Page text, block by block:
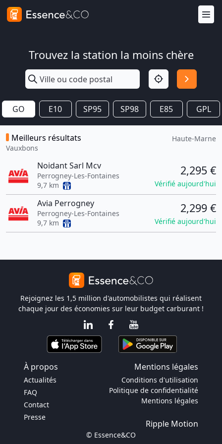
Trouvez la station la moins chère
GO E10 SP95 SP98 E85 GPL
Meilleurs résultats
Vauxbons
Haute-Marne
Noidant Sarl Mcv
Perrogney-Les-Fontaines
9,7 km
2,295 €
Vérifié aujourd'hui
Avia Perrogney
Perrogney-Les-Fontaines
9,7 km
2,299 €
Vérifié aujourd'hui
Rejoignez les 1,5 million d'automobilistes qui réalisent
chaque jour des économies sur leur budget carburant !
À propos Mentions légales
Actualités
FAQ
Contact
Presse
Conditions d'utilisation
Politique de confidentialité
Mentions légales
Ripple Motion
© Essence&CO